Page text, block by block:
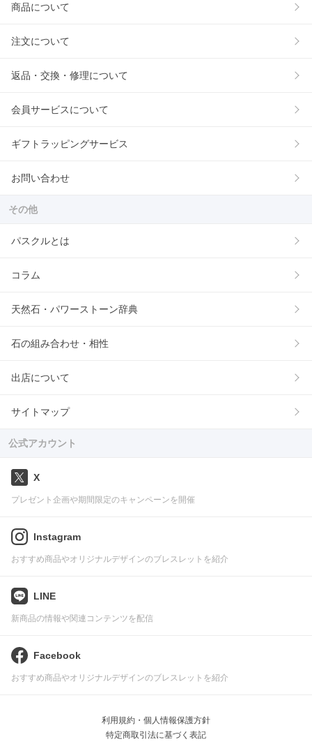
商品について
注文について
返品・交換・修理について
会員サービスについて
ギフトラッピングサービス
お問い合わせ
その他
パスクルとは
コラム
天然石・パワーストーン辞典
石の組み合わせ・相性
出店について
サイトマップ
公式アカウント
X
プレゼント企画や期間限定のキャンペーンを開催
Instagram
おすすめ商品やオリジナルデザインのブレスレットを紹介
LINE
新商品の情報や関連コンテンツを配信
Facebook
おすすめ商品やオリジナルデザインのブレスレットを紹介
利用規約・個人情報保護方針
特定商取引法に基づく表記